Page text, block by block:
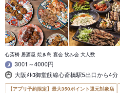
心斎橋 居酒屋 焼き鳥 宴会 飲み会 大人数
3001～4000円
大阪ﾒﾄﾛ御堂筋線心斎橋駅5出口から4分
【アプリ予約限定】最大350ポイント還元対象店